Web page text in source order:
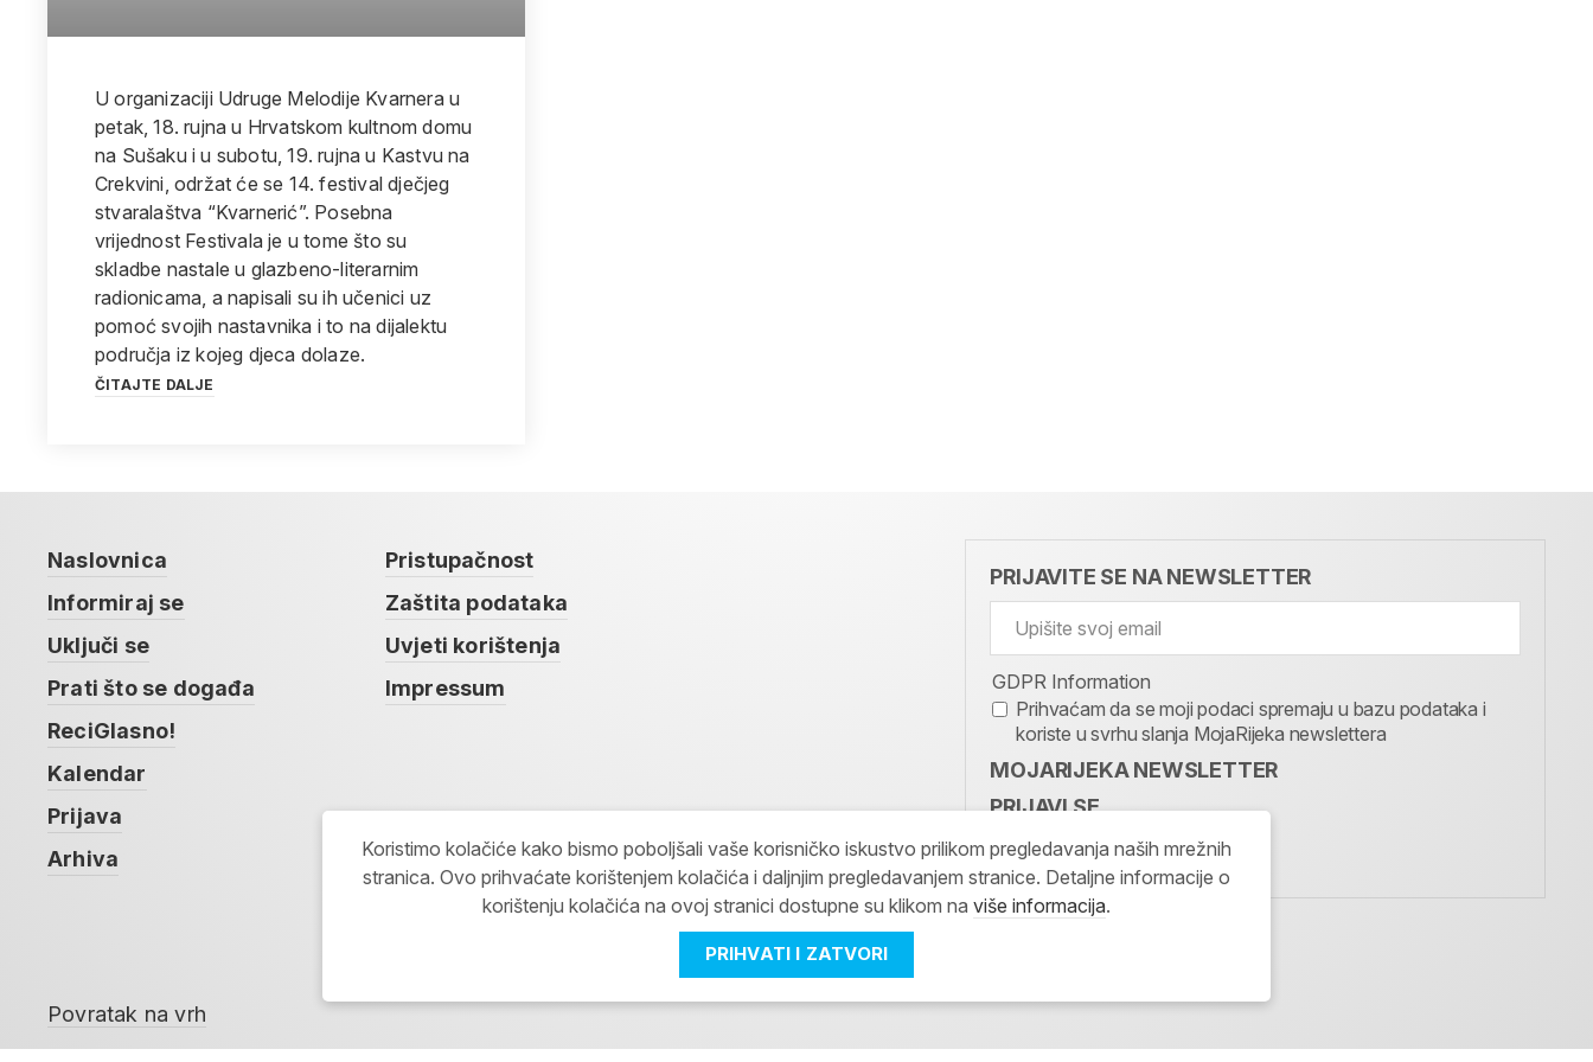
U organizaciji Udruge Melodije Kvarnera u
petak, 18. rujna u Hrvatskom kultnom domu
na Sušaku i u subotu, 19. rujna u Kastvu na
Crekvini, održat će se 14. festival dječjeg
stvaralaštva “Kvarnerić”. Posebna
vrijednost Festivala je u tome što su
skladbe nastale u glazbeno-literarnim
radionicama, a napisali su ih učenici uz
pomoć svojih nastavnika i to na dijalektu
područja iz kojeg djeca dolaze.
ČITAJTE DALJE
Naslovnica
Informiraj se
Uključi se
Prati što se događa
ReciGlasno!
Kalendar
Prijava
Arhiva
Pristupačnost
Zaštita podataka
Uvjeti korištenja
Impressum
PRIJAVITE SE NA NEWSLETTER
GDPR Information
Prihvaćam da se moji podaci spremaju u bazu podataka i
koriste u svrhu slanja MojaRijeka newslettera
MOJARIJEKA NEWSLETTER
PRIJAVI SE
Povratak na vrh
Koristimo kolačiće kako bismo poboljšali vaše korisničko iskustvo prilikom pregledavanja naših mrežnih
stranica. Ovo prihvaćate korištenjem kolačića i daljnjim pregledavanjem stranice. Detaljne informacije o
korištenju kolačića na ovoj stranici dostupne su klikom na više informacija.
PRIHVATI I ZATVORI